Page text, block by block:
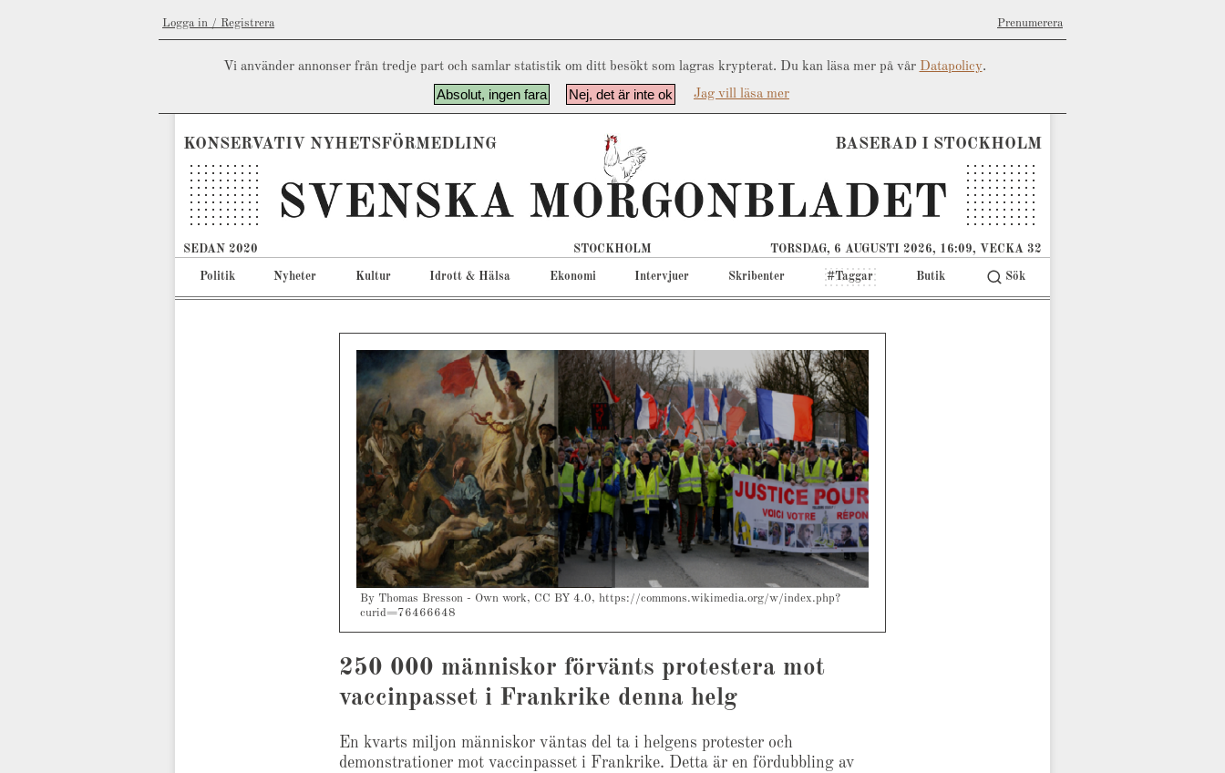
Logga in / Registrera Prenumerera
Vi använder annonser från tredje part och samlar statistik om ditt besökt som lagras krypterat. Du kan läsa mer på vår Datapolicy.
Absolut, ingen fara Nej, det är inte ok Jag vill läsa mer
KONSERVATIV NYHETSFÖRMEDLING BASERAD I STOCKHOLM
SEDAN 2020 STOCKHOLM TORSDAG, 6 AUGUSTI 2026, 16:09, VECKA 32
Politik Nyheter Kultur Idrott & Hälsa Ekonomi Intervjuer Skribenter #Taggar Butik Sök
By Thomas Bresson - Own work, CC BY 4.0, https://commons.wikimedia.org/w/index.php?
curid=76466648
250 000 människor förvänts protestera mot
vaccinpasset i Frankrike denna helg
En kvarts miljon människor väntas del ta i helgens protester och
demonstrationer mot vaccinpasset i Frankrike. Detta är en fördubbling av